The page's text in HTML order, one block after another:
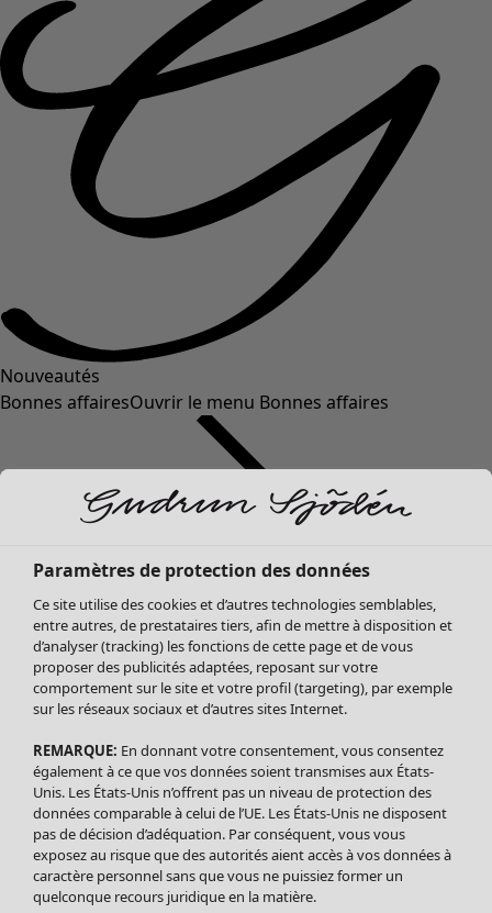
Nouveautés
Bonnes affairesOuvrir le menu Bonnes affaires
Soldes Vêtements
Tous les vêtements
Robes
Tuniques
Blouses
Tops
Gilets
Pantalon
Jupes
Paramètres de protection des données
Ce site utilise des cookies et d’autres technologies semblables,
entre autres, de prestataires tiers, afin de mettre à disposition et
d’analyser (tracking) les fonctions de cette page et de vous
proposer des publicités adaptées, reposant sur votre
comportement sur le site et votre profil (targeting), par exemple
sur les réseaux sociaux et d’autres sites Internet.
REMARQUE: En donnant votre consentement, vous consentez
également à ce que vos données soient transmises aux États-
Unis. Les États-Unis n’offrent pas un niveau de protection des
données comparable à celui de l’UE. Les États-Unis ne disposent
pas de décision d’adéquation. Par conséquent, vous vous
exposez au risque que des autorités aient accès à vos données à
caractère personnel sans que vous ne puissiez former un
quelconque recours juridique en la matière.